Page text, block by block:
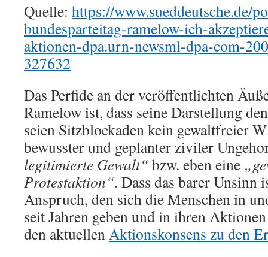
Quelle: https://www.sueddeutsche.de/
bundesparteitag-ramelow-ich-
aktionen-dpa.urn-newsml-dpa-com-
327632
Das Perfide an der veröffentlichten
Ramelow ist, dass seine Darstellung
seien Sitzblockaden kein gewaltfreier
bewusster und geplanter ziviler
legitimierte Gewalt“ bzw. eben eine
Protestaktion“. Dass das barer Unsinn
Anspruch, den sich die Menschen in
seit Jahren geben und in ihren
den aktuellenAktionskonsens zu den